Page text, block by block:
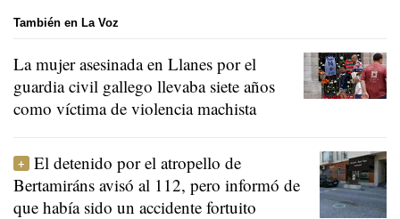
También en La Voz
La mujer asesinada en Llanes por el
guardia civil gallego llevaba siete años
como víctima de violencia machista
El detenido por el atropello de
Bertamiráns avisó al 112, pero informó de
que había sido un accidente fortuito